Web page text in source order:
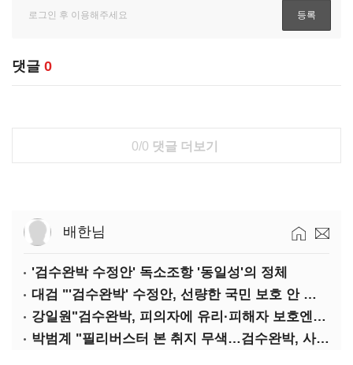
댓글 0
0/0 댓글 더보기
배한님
'검수완박 수정안' 독소조항 '동일성'의 정체
대검 "'검수완박' 수정안, 선량한 국민 보호 안 보여"
강일원"검수완박, 피의자에 유리·피해자 보호엔 문제"
박범계 "필리버스터 본 취지 무색…검수완박, 사실상 합의"